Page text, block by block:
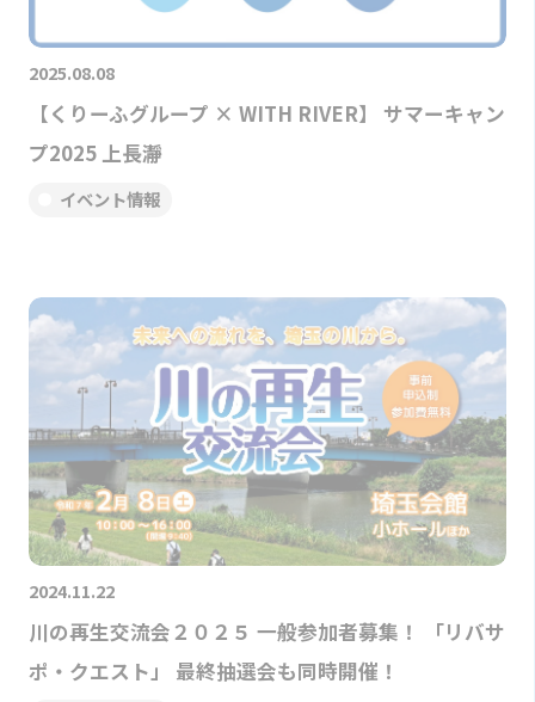
2025.08.08
【くりーふグループ × WITH RIVER】 サマーキャン
プ2025 上長瀞
イベント情報
2024.11.22
川の再生交流会２０２５ 一般参加者募集！ 「リバサ
ポ・クエスト」 最終抽選会も同時開催！